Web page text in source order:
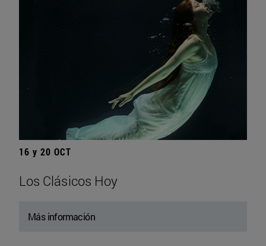
16 y 20 OCT
Los Clásicos Hoy
Más información